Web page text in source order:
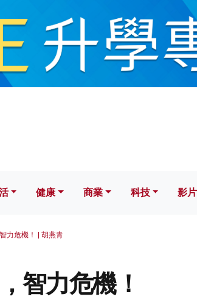
健康 科技
健康 商業 科技 影片
力危機！ | 胡燕青
智力危機！